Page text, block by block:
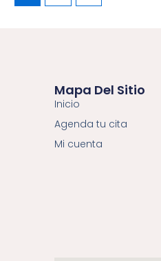
Mapa Del Sitio
Inicio
Agenda tu cita
Mi cuenta